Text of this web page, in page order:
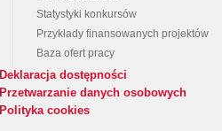
Statystyki konkursów
Przykłady finansowanych projektów
Baza ofert pracy
Deklaracja dostępności
Przetwarzanie danych osobowych
Polityka cookies